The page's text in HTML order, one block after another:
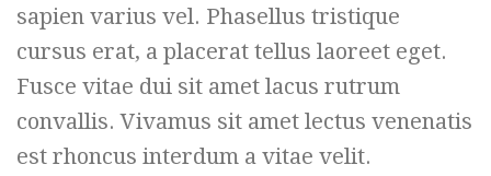
sapien varius vel. Phasellus tristique
cursus erat, a placerat tellus laoreet eget.
Fusce vitae dui sit amet lacus rutrum
convallis. Vivamus sit amet lectus venenatis
est rhoncus interdum a vitae velit.